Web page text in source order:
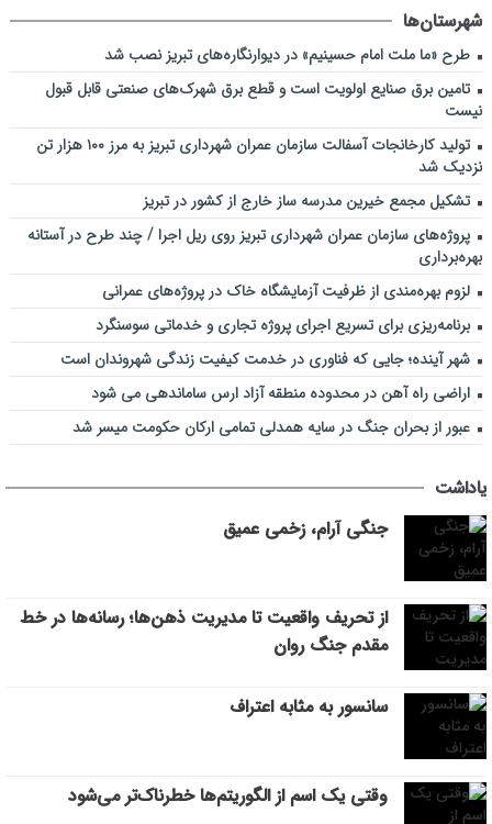
شهرستان‌ها
طرح «ما ملت امام حسینیم» در دیوارنگاره‌های تبریز نصب شد
تامین برق صنایع اولویت است و قطع برق شهرک‌های صنعتی قابل قبول
نیست
تولید کارخانجات آسفالت سازمان عمران شهرداری تبریز به مرز ۱۰۰ هزار تن
نزدیک شد
تشکیل مجمع خیرین مدرسه ‌ساز خارج از کشور در تبریز
پروژه‌های سازمان عمران شهرداری تبریز روی ریل اجرا / چند طرح در آستانه
بهره‌برداری
لزوم بهره‌مندی از ظرفیت آزمایشگاه خاک در پروژه‌های عمرانی
برنامه‌ریزی برای تسریع اجرای پروژه تجاری و خدماتی سوسنگرد
شهر آینده؛ جایی که فناوری در خدمت کیفیت زندگی شهروندان است
اراضی راه آهن در محدوده منطقه آزاد ارس ساماندهی می شود
عبور از بحران جنگ در سایه همدلی تمامی ارکان حکومت میسر شد
یاداشت
جنگی آرام، زخمی عمیق
از تحریف واقعیت تا مدیریت ذهن‌ها؛ رسانه‌ها در خط
مقدم جنگ روان
سانسور به مثابه اعتراف
وقتی یک اسم از الگوریتم‌ها خطرناک‌تر می‌شود